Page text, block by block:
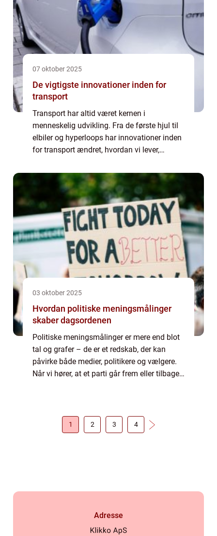
07 oktober 2025
De vigtigste innovationer inden for
transport
Transport har altid været kernen i
menneskelig udvikling. Fra de første hjul til
elbiler og hyperloops har innovationer inden
for transport ændret, hvordan vi lever,
ny opfindelse har ikke ...
03 oktober 2025
Hvordan politiske meningsmålinger
skaber dagsordenen
Politiske meningsmålinger er mere end blot
tal og grafer – de er et redskab, der kan
påvirke både medier, politikere og vælgere.
Når vi hører, at et parti går frem eller tilbage,
1 2 3 4
Adresse